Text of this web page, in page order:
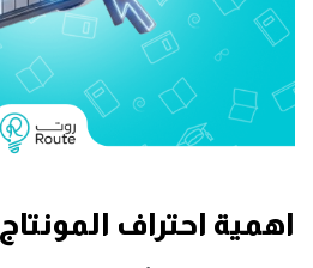
اهمية احتراف المونتاج